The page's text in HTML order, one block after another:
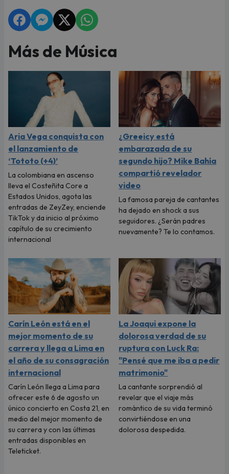
Más de Música
Aria Vega conquista con
el lanzamiento de
‘Tototo (+4)’
La colombiana en ascenso
lleva el Costeñita Core a
Estados Unidos, agota las
entradas de ZeyZey, enciende
TikTok y da inicio al próximo
capítulo de su crecimiento
internacional
¿Greeicy está
embarazada de su
segundo hijo? Mike Bahía
compartió revelador
video
La famosa pareja de cantantes
ha dejado en shock a sus
seguidores. ¿Serán padres
nuevamente? Te lo contamos.
Carín León está en el
mejor momento de su
carrera y llega a Lima en
el año de su consagración
internacional
Carín León llega a Lima para
ofrecer este 6 de agosto un
único concierto en Costa 21, en
medio del mejor momento de
su carrera y con las últimas
entradas disponibles en
Teleticket.
La Joaqui expone la
dolorosa verdad de su
ruptura con Luck Ra:
"Pensé que me iba a pedir
matrimonio"
La cantante sorprendió al
revelar que el viaje más
romántico de su vida terminó
convirtiéndose en una
dolorosa despedida.